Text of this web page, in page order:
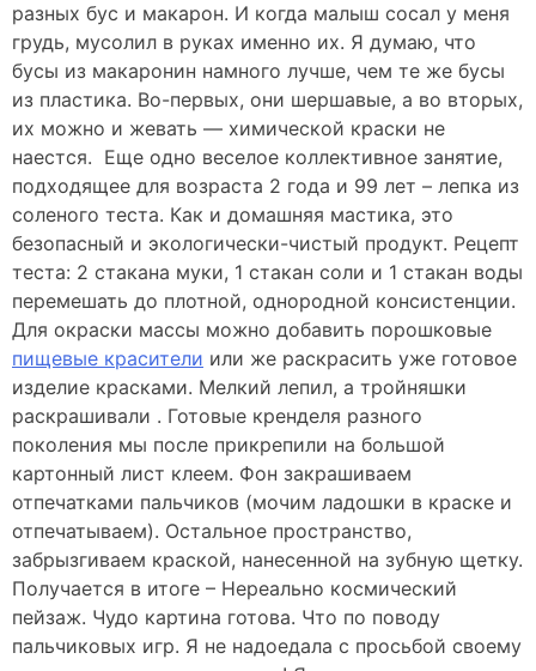
разных бус и макарон. И когда малыш сосал у меня
грудь, мусолил в руках именно их. Я думаю, что
бусы из макаронин намного лучше, чем те же бусы
из пластика. Во-первых, они шершавые, а во вторых,
их можно и жевать — химической краски не
наестся. Еще одно веселое коллективное занятие,
подходящее для возраста 2 года и 99 лет – лепка из
соленого теста. Как и домашняя мастика, это
безопасный и экологически-чистый продукт. Рецепт
теста: 2 стакана муки, 1 стакан соли и 1 стакан воды
перемешать до плотной, однородной консистенции.
Для окраски массы можно добавить порошковые
пищевые красители или же раскрасить уже готовое
изделие красками. Мелкий лепил, а тройняшки
раскрашивали . Готовые кренделя разного
поколения мы после прикрепили на большой
картонный лист клеем. Фон закрашиваем
отпечатками пальчиков (мочим ладошки в краске и
отпечатываем). Остальное пространство,
забрызгиваем краской, нанесенной на зубную щетку.
Получается в итоге – Нереально космический
пейзаж. Чудо картина готова. Что по поводу
пальчиковых игр. Я не надоедала с просьбой своему